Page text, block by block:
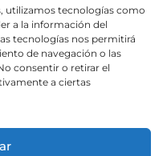
utilizamos tecnologías como
a la información del
tecnologías nos permitirá
de navegación o las
consentir o retirar el
a ciertas